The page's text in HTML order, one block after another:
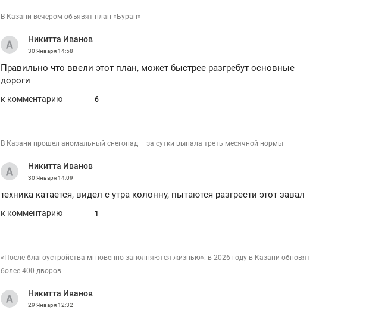
В Казани вечером объявят план «Буран»
Никитта Иванов
30 Января14:58
Правильно что ввели этот план, может быстрее разгребут основные
дороги
к комментарию 6
В Казани прошел аномальный снегопад – за сутки выпала треть месячной нормы
Никитта Иванов
30 Января14:09
техника катается, видел с утра колонну, пытаются разгрести этот завал
к комментарию 1
«После благоустройства мгновенно заполняются жизнью»: в 2026 году в Казани обновят
более 400 дворов
Никитта Иванов
29 Января12:32